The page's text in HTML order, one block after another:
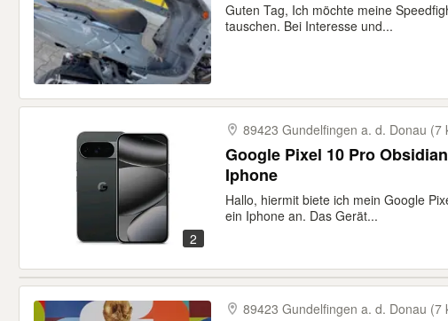
Guten Tag, Ich möchte meine
tauschen. Bei Interesse und...
2
89423 Gundelfingen a. d. Donau (7
Google Pixel 10 Pro
Iphone
Hallo, hiermit biete ich mein Google
ein Iphone an. Das Gerät...
89423 Gundelfingen a. d. Donau (7